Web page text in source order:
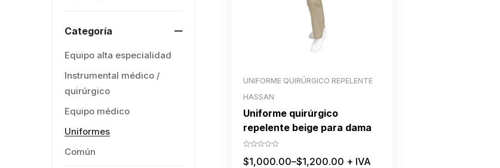
Categoría
Equipo alta especialidad
Instrumental médico /
quirúrgico
Equipo médico
Uniformes
Común
UNIFORME QUIRÚRGICO REPELENTE
HASSAN
Uniforme quirúrgico
repelente beige para dama
$1,000.00–$1,200.00 + IVA